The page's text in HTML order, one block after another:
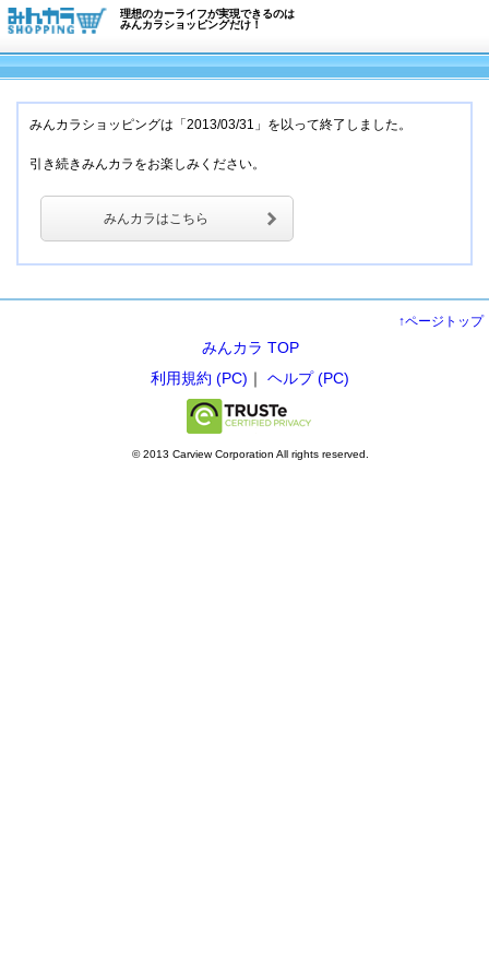
理想のカーライフが実現できるのは
みんカラショッピングだけ！
みんカラショッピングは「2013/03/31」を以って終了しました。
引き続きみんカラをお楽しみください。
みんカラはこちら
↑ページトップ
みんカラ TOP
利用規約 (PC) ｜ ヘルプ (PC)
© 2013 Carview Corporation All rights reserved.